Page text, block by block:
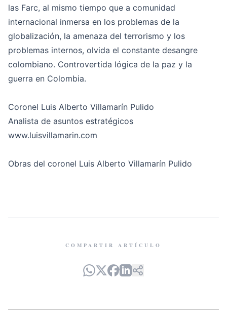
las Farc, al mismo tiempo que a comunidad
internacional inmersa en los problemas de la
globalización, la amenaza del terrorismo y los
problemas internos, olvida el constante desangre
colombiano. Controvertida lógica de la paz y la
guerra en Colombia.
Coronel Luis Alberto Villamarín Pulido
Analista de asuntos estratégicos
www.luisvillamarin.com
Obras del coronel Luis Alberto Villamarín Pulido
COMPARTIR ARTÍCULO